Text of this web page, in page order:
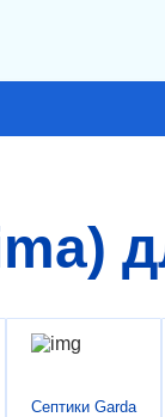
Септики Garda